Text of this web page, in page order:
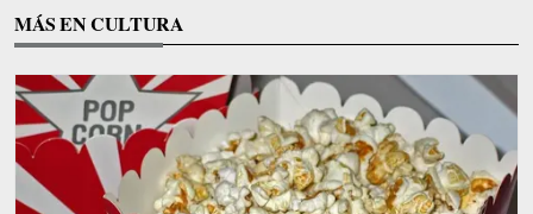
MÁS EN CULTURA